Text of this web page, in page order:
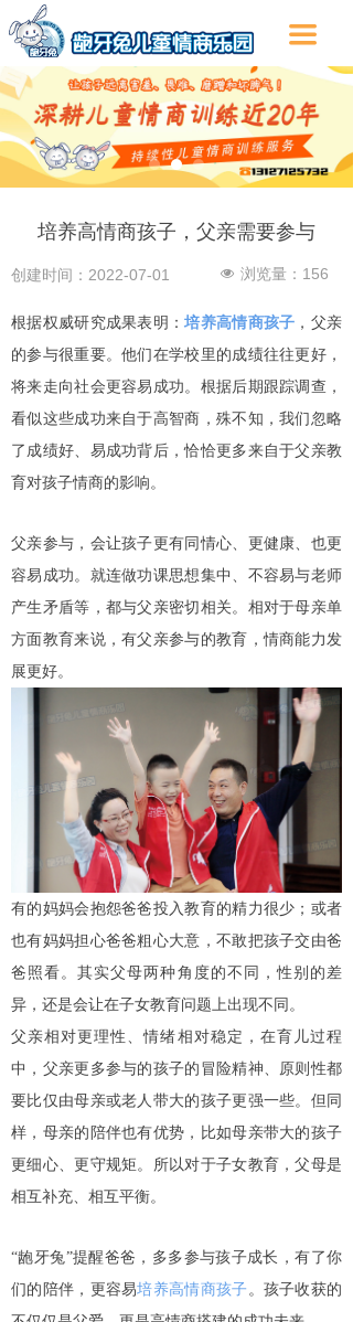
끀
培养高情商孩子，父亲需要参与
根据权威研究成果表明：培养高情商孩子 ，父亲
的参与很重要。他们在学校里的成绩往往更好，
将来走向社会更容易成功。根据后期跟踪调查，
看似这些成功来自于高智商，殊不知，我们忽略
了成绩好、易成功背后，恰恰更多来自于父亲教
育对孩子情商的影响。
父亲参与，会让孩子更有同情心、更健康、也更
容易成功。就连做功课思想集中、不容易与老师
产生矛盾等，都与父亲密切相关。相对于母亲单
方面教育来说，有父亲参与的教育，情商能力发
展更好。
有的妈妈会抱怨爸爸投入教育的精力很少；或者
也有妈妈担心爸爸粗心大意，不敢把孩子交由爸
爸照看。其实父母两种角度的不同，性别的差
异，还是会让在子女教育问题上出现不同。
父亲相对更理性、情绪相对稳定，在育儿过程
中，父亲更多参与的孩子的冒险精神、原则性都
要比仅由母亲或老人带大的孩子更强一些。但同
样，母亲的陪伴也有优势，比如母亲带大的孩子
更细心、更守规矩。所以对于子女教育，父母是
相互补充、相互平衡。
“龅牙兔”提醒爸爸，多多参与孩子成长，有了你
们的陪伴，更容易培养高情商孩子 。孩子收获的
创建时间： 2022-07-01 넶 浏览量： 156